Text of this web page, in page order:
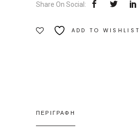
Ποσότητα
Share On Social:
ADD TO WISHLIST
ΠΕΡΙΓΡΑΦΗ